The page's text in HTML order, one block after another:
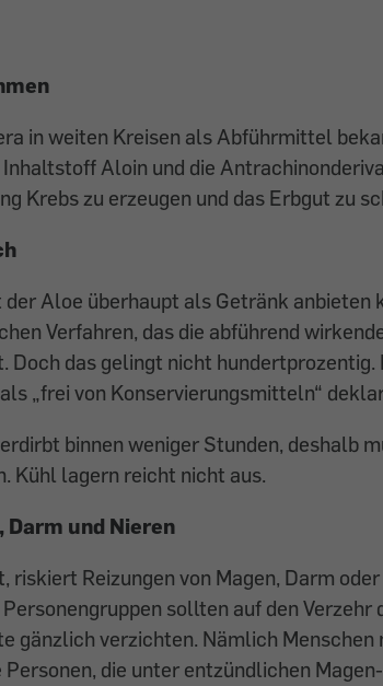
in weiten Kreisen als Abführmittel
Aloin und die
Krebs zu erzeugen und das Erbgut zu
der Aloe überhaupt als Getränk anbieten
Verfahren, das die abführend
Doch das gelingt nicht
„frei von Konservierungsmitteln“
binnen weniger Stunden, deshalb
Kühl lagern reicht nicht aus.
Darm und Nieren
riskiert Reizungen von Magen, Darm
sollten auf den Verzehr
gänzlich verzichten. Nämlich Menschen
Personen, die unter entzündlichen